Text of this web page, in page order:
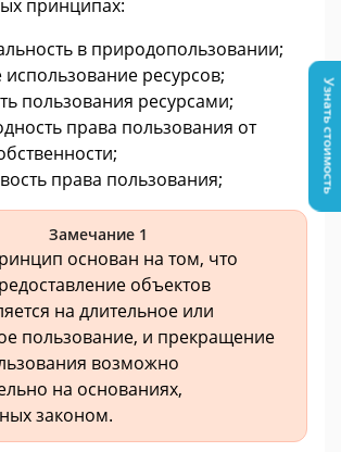
принципах:
в природопользовании;
использование ресурсов;
пользования ресурсами;
права пользования от
права пользования;
Замечание 1
основан на том, что
объектов
на длительное или
пользование, и прекращение
возможно
на основаниях,
законом.
Узнать стоимость